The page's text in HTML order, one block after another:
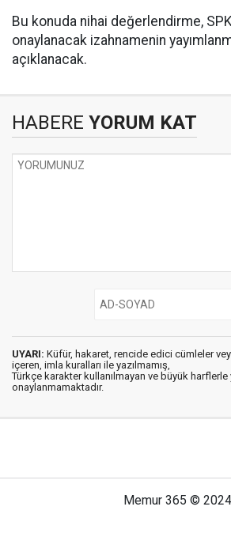
Bu konuda nihai değerlendirme,
onaylanacak izahnamenin
açıklanacak.
HABERE YORUM KAT
UYARI: Küfür, hakaret, rencide edici cümleler
içeren, imla kuralları ile yazılmamış,
Türkçe karakter kullanılmayan ve büyük harflerle
onaylanmamaktadır.
Memur 365 © 2024